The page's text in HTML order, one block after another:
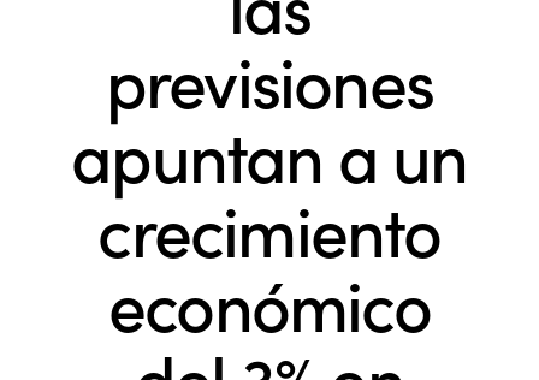
previsiones
apuntan a un
crecimiento
económico